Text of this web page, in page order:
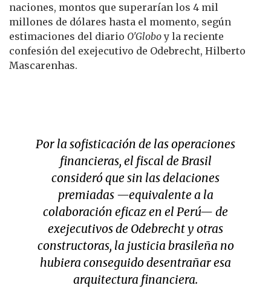
naciones, montos que superarían los 4 mil
millones de dólares hasta el momento, según
estimaciones del diario O'Globoy la reciente
confesión del exejecutivo de Odebrecht, Hilberto
Mascarenhas.
Por la sofisticación de las operaciones
financieras, el fiscal de Brasil
consideró que sin las delaciones
premiadas —equivalente a la
colaboración eficaz en el Perú— de
exejecutivos de Odebrecht y otras
constructoras, la justicia brasileña no
hubiera conseguido desentrañar esa
arquitectura financiera.